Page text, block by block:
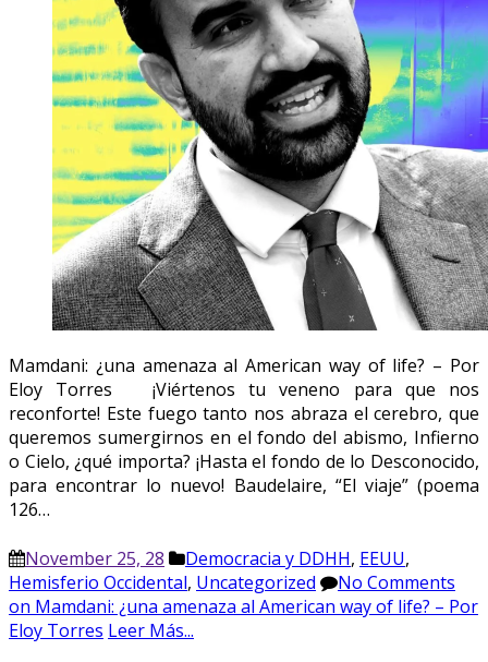
Mamdani: ¿una amenaza al American way of life? – Por
Eloy Torres ¡Viértenos tu veneno para que nos
reconforte! Este fuego tanto nos abraza el cerebro, que
queremos sumergirnos en el fondo del abismo, Infierno
o Cielo, ¿qué importa? ¡Hasta el fondo de lo Desconocido,
para encontrar lo nuevo! Baudelaire, “El viaje” (poema
126…
November 25, 28 Democracia y DDHH, EEUU,
Hemisferio Occidental, Uncategorized
No Comments
on Mamdani: ¿una amenaza al American way of life? – Por
Eloy Torres Leer Más...